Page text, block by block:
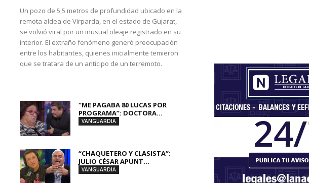
Un pozo de 5,5 metros de profundidad ubicado en la
remota aldea de Virparda, en el estado de Gujarat,
se volvió viral por un inusual oleaje registrado en su
interior. El extraño fenómeno generó preocupación
entre los habitantes, quienes inicialmente temieron
que se tratara de un anticipo de un terremoto.
“ME PAGABA 80 LUCAS POR
PROGRAMA”: DOCTORA...
VANGUARDIA
“CHAQUETERO Y CLASISTA”:
JULIO CÉSAR APUNT...
VANGUARDIA